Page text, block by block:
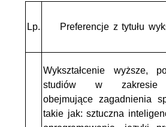
Lp. Preferencje z tytułu
Wykształcenie wyższe,
studiów w zakresie
obejmujące zagadnienia
takie jak: sztuczna